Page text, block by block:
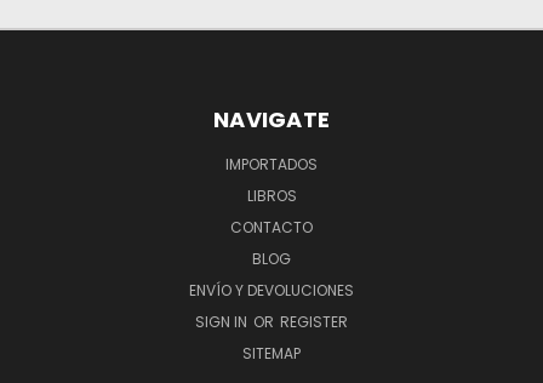
NAVIGATE
IMPORTADOS
LIBROS
CONTACTO
BLOG
ENVÍO Y DEVOLUCIONES
SIGN IN OR REGISTER
SITEMAP